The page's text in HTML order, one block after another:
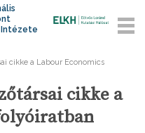
Intézete
cikke a Labour Economics
cikke a